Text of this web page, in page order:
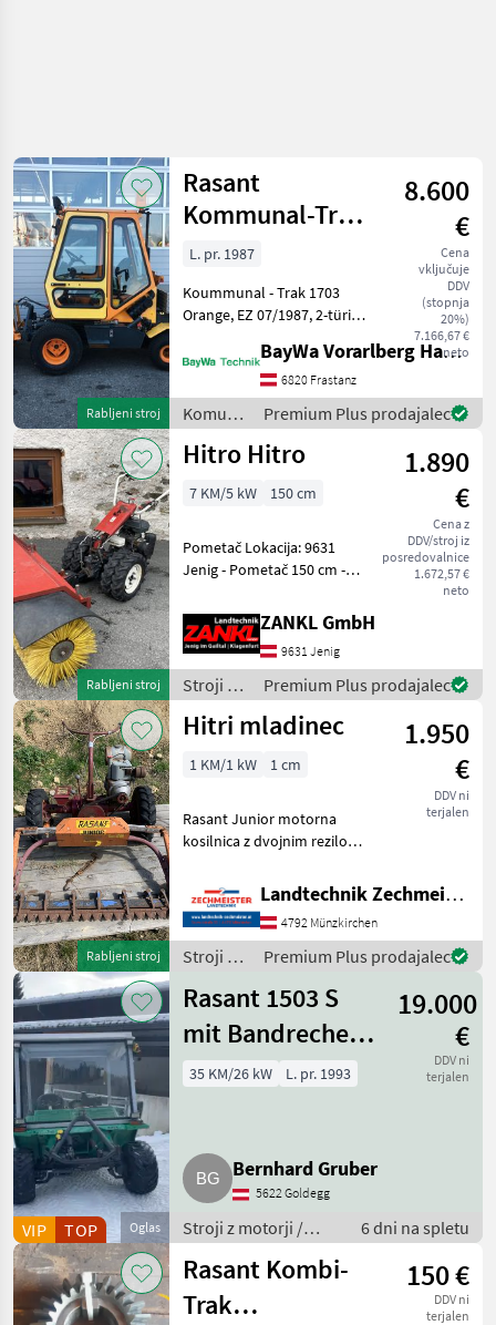
Rabljeni stroj
Rasant
Kommunal-Trak
1703
8.600
€
Cena
vključuje
DDV
(stopnja
20%)
7.166,67 €
neto
L. pr. 1987
Koummunal - Trak 1703
Orange, EZ 07/1987, 2-türig,
Eigengewicht (ohne
Anbaugerät), 2180 kg
höchst zul. Gesamtgewicht,
Dieselmotor, 1732 ccm, 28
kW,
BayWa Vorarlberg HandelsGmbH BayWa Technik
6820 Frastanz
Komunalna
oprema
/ Rasant
Premium Plus prodajalec
Rabljeni stroj
Hitro Hitro
1.890
€
Cena z
DDV/stroj iz
posredovalnice
1.672,57 €
neto
7 KM/5 kW 150 cm
Pometač Lokacija: 9631
Jenig - Pometač 150 cm -
Kolesa z merilno širino -
Idealen za pločnike! - Na
voljo takoj! - Takoj
pripravljen za uporab
ZANKL GmbH
9631 Jenig
Stroji z
motorji /
Rasant
Premium Plus prodajalec
Rabljeni stroj
Hitri mladinec
1.950
€
DDV ni
terjalen
1 KM/1 kW 1 cm
Rasant Junior motorna
kosilnica z dvojnim rezilom
Motorna kosilnica/
prekopalnik
Landtechnik Zechmeister GmbH & Co KG
4792 Münzkirchen
Stroji z
Rasant
Premium Plus prodajalec
Oglas
VIP TOP
Rasant 1503 S
mit Bandrechen
und Mähwerk 2
19.000
€
DDV ni
terjalen
35 KM/26 kW L. pr. 1993
Bernhard Gruber
5622 Goldegg
Stroji z motorji /
Transporter in
motorni transporter
6 dni na spletu
Rasant Kombi-
Trak
150 €
DDV ni
terjalen